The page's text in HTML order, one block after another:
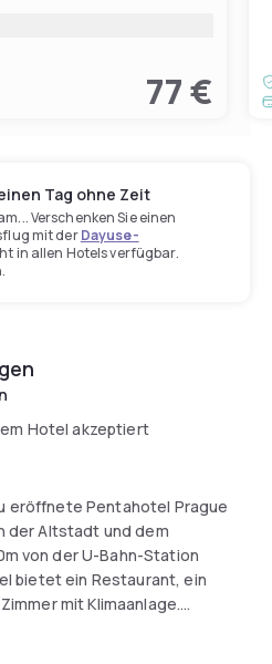
77 €
Tag ohne Zeit
Verschenken Sie einen
mit derDayuse-
in allen Hotels verfügbar.
Hotel akzeptiert
eröffnete Pentahotel Prague
der Altstadt und dem
von der U-Bahn-Station
bietet ein Restaurant, ein
mit Klimaanlage.
42-Zoll-Flachbild-TV mit